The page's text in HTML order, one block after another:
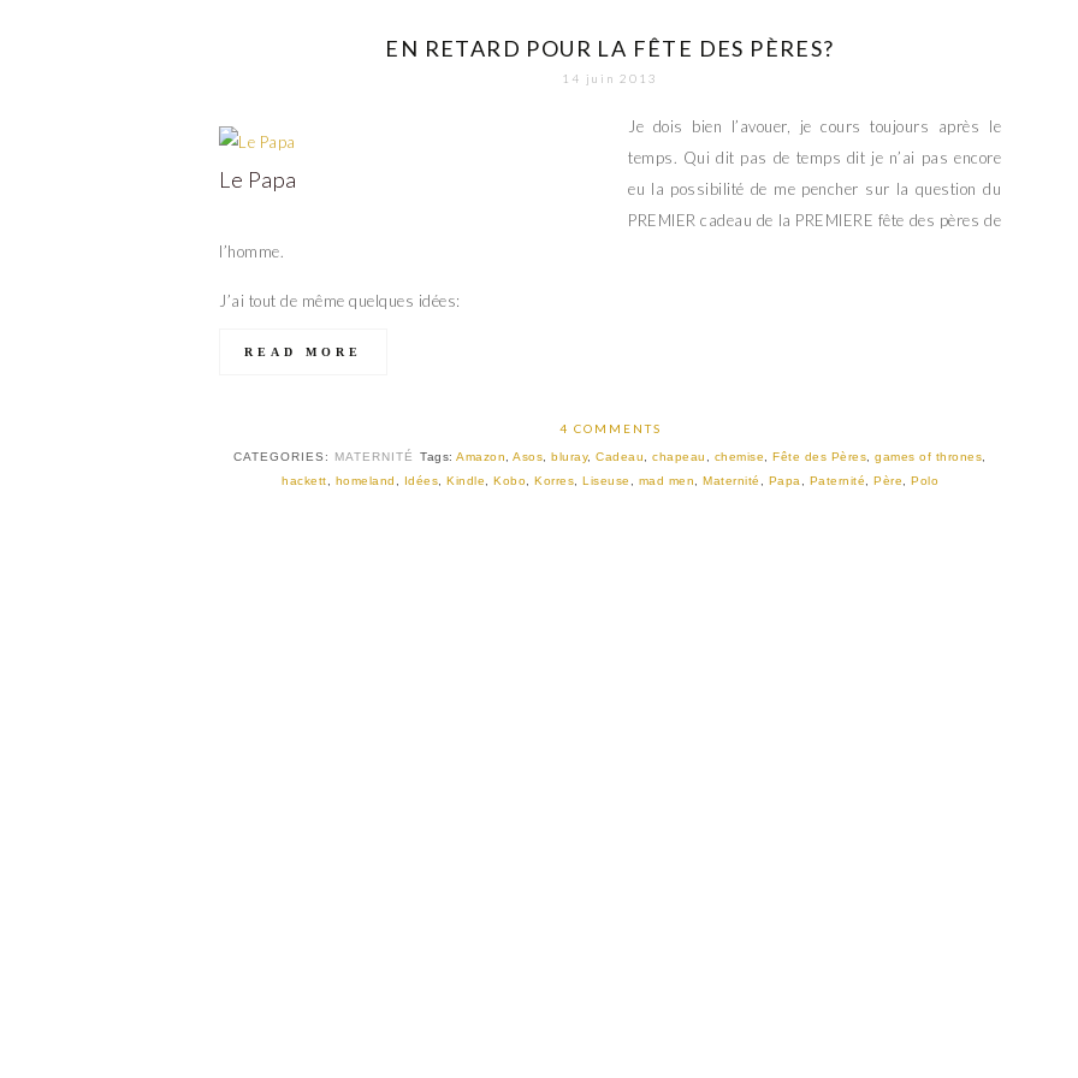
EN RETARD POUR LA FÊTE DES PÈRES?
14 juin 2013
Le Papa
Je dois bien l’avouer, je cours toujours après le
temps. Qui dit pas de temps dit je n’ai pas encore
eu la possibilité de me pencher sur la question du
PREMIER cadeau de la PREMIERE fête des pères de
l’homme.
J’ai tout de même quelques idées:
READ MORE
4 COMMENTS
CATEGORIES: MATERNITÉ Tags:Amazon ,Asos ,bluray,Cadeau ,chapeau chemise ,Fête des Pères ,games of thrones
hackett
homeland Idées Kindle Kobo Korres Liseuse mad men Maternité Papa Paternité Père Polo